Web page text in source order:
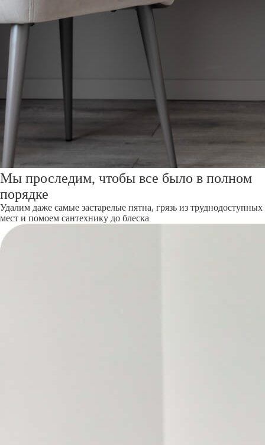
Мы проследим, чтобы все было в полном
порядке
Удалим даже самые застарелые пятна, грязь из труднодоступных
мест и помоем сантехнику до блеска